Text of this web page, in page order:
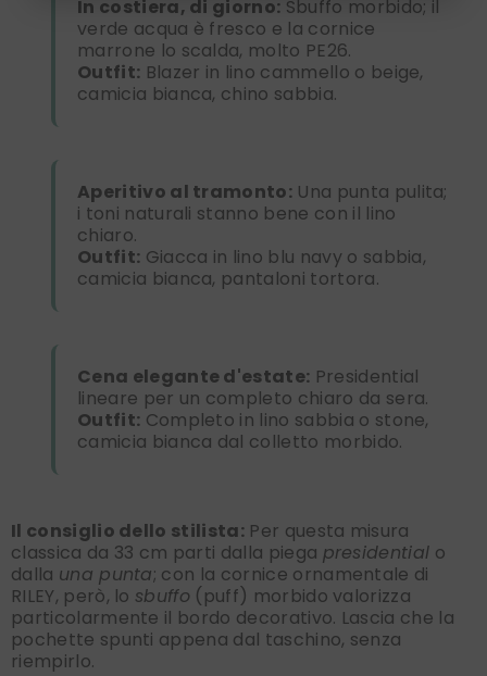
In costiera, di giorno: Sbuffo morbido; il
verde acqua è fresco e la cornice
marrone lo scalda, molto PE26.
Outfit: Blazer in lino cammello o beige,
camicia bianca, chino sabbia.
Aperitivo al tramonto: Una punta pulita;
i toni naturali stanno bene con il lino
chiaro.
Outfit: Giacca in lino blu navy o sabbia,
camicia bianca, pantaloni tortora.
Cena elegante d'estate: Presidential
lineare per un completo chiaro da sera.
Outfit: Completo in lino sabbia o stone,
camicia bianca dal colletto morbido.
Il consiglio dello stilista:Per questa misura
classica da 33 cm parti dalla piega presidential o
dalla una punta; con la cornice ornamentale di
RILEY, però, lo sbuffo (puff) morbido valorizza
particolarmente il bordo decorativo. Lascia che la
pochette spunti appena dal taschino, senza
riempirlo.